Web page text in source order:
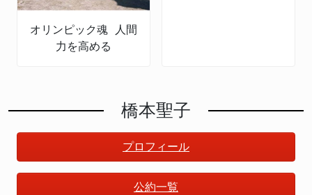
オリンピック魂 人間
力を高める
橋本聖子
プロフィール
公約一覧